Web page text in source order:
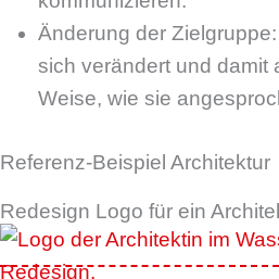
Änderung der
sich verändert und damit
Weise, wie sie
Referenz-Beispiel Architektur
Redesign Logo für ein